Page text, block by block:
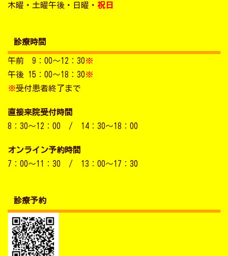
木曜・土曜午後・日曜・ 祝日
診療時間
午前 9：00～12：30※
午後 15：00～18：30※
※受付患者終了まで
直接来院受付時間
8：30～12：00 / 14：30～18：00
オンライン予約時間
7：00～11：30 / 13：00～17：30
診療予約